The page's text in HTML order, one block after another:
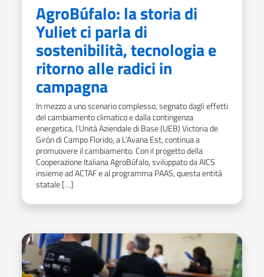
AgroBúfalo: la storia di
Yuliet ci parla di
sostenibilità, tecnologia e
ritorno alle radici in
campagna
In mezzo a uno scenario complesso, segnato dagli effetti
del cambiamento climatico e dalla contingenza
energetica, l’Unità Aziendale di Base (UEB) Victoria de
Girón di Campo Florido, a L’Avana Est, continua a
promuovere il cambiamento. Con il progetto della
Cooperazione Italiana AgroBúfalo, sviluppato da AICS
insieme ad ACTAF e al programma PAAS, questa entità
statale […]